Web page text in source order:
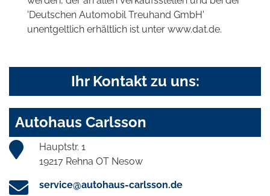
'Deutschen Automobil Treuhand GmbH'
unentgeltlich erhältlich ist unter www.dat.de.
Ihr Kontakt zu uns:
Autohaus Carlsson
Hauptstr. 1
19217 Rehna OT Nesow
service@autohaus-carlsson.de